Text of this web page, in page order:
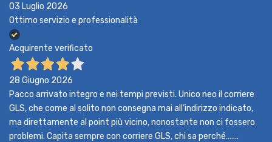
03 Luglio 2026
Ottimo servizio e professionalità
Acquirente verificato
28 Giugno 2026
Pacco arrivato integro e nei tempi previsti. Unico neo il corriere
GLS, che come al solito non consegna mai all’indirizzo indicato,
ma direttamente al point più vicino, nonostante non ci fossero
problemi. Capita sempre con corriere GLS, chi sa perché…….